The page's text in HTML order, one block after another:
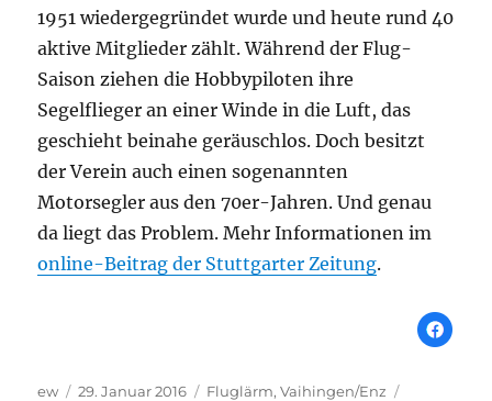
1951 wiedergegründet wurde und heute rund 40
aktive Mitglieder zählt. Während der Flug-
Saison ziehen die Hobbypiloten ihre
Segelflieger an einer Winde in die Luft, das
geschieht beinahe geräuschlos. Doch besitzt
der Verein auch einen sogenannten
Motorsegler aus den 70er-Jahren. Und genau
da liegt das Problem. Mehr Informationen im
online-Beitrag der Stuttgarter Zeitung.
Autor
ew
Veröffentlicht
29. Januar 2016 Schlagwörter
Fluglärm,Vaihingen/Enz